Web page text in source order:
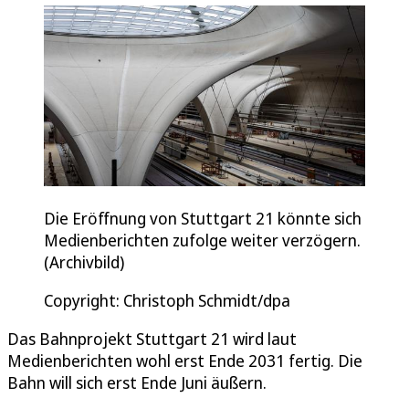
Die Eröffnung von Stuttgart 21 könnte sich
Medienberichten zufolge weiter verzögern.
(Archivbild)
Copyright: Christoph Schmidt/dpa
Das Bahnprojekt Stuttgart 21 wird laut
Medienberichten wohl erst Ende 2031 fertig. Die
Bahn will sich erst Ende Juni äußern.